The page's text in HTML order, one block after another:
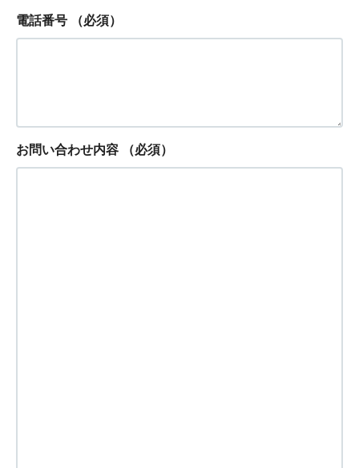
電話番号 （必須）
お問い合わせ内容 （必須）